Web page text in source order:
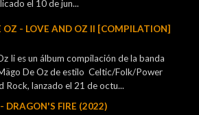
el 10 de jun...
OZ - LOVE AND OZ II [COMPILATION]
Ii es un álbum compilación de la banda
De Oz de estilo Celtic/Folk/Power
Rock, lanzado el 21 de octu...
DRAGON'S FIRE (2022)